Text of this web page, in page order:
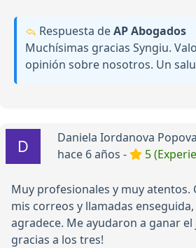
Respuesta deAP Abogados
Muchísimas gracias Syngiu.
opinión sobre nosotros. Un
Daniela Iordanova Popova
hace 6 años -
5
Muy profesionales y muy atentos.
mis correos y llamadas
agradece. Me ayudaron a ganar
gracias a los tres!